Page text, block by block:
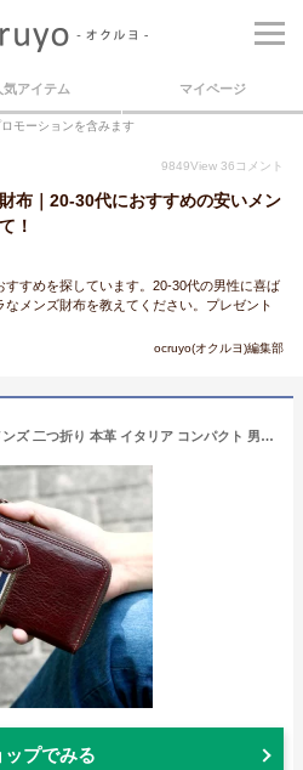
気アイテム マイページ
モーションを含みます
9849View 36 コメント
布｜20-30代におすすめの安いメン
！
すめを探しています。20-30代の男性に喜ば
メンズ財布を教えてください。プレゼント
ocruyo(オクルヨ)編集部
イタリアンレザー 財布 メンズ 二つ折り 本革 イタリア コンパクト 男性 折財布使いやすい 軽量 実用的 機能的 ブランド 人気贈り物 誕生日 プレゼント 旦那 息子 ギフト 父の日入学祝 卒業祝 就職祝 L字ファスナー ウォレット
ップでみる